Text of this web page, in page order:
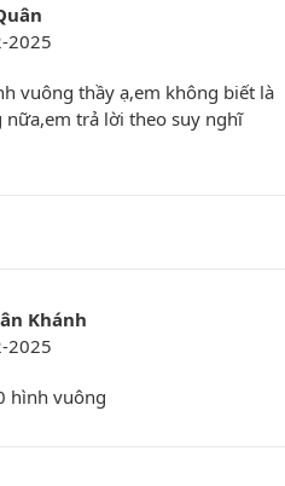
2025
vuông thầy ạ,em không biết là
nữa,em trả lời theo suy nghĩ
Khánh
2025
hình vuông